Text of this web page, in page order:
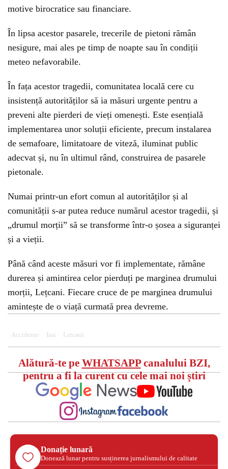
motive birocratice sau financiare.
În lipsa acestor pasarele, trecerile de pietoni rămân
nesigure, mai ales pe timp de noapte sau în condiții
meteo nefavorabile.
În fața acestor tragedii, comunitatea locală cere cu
insistență autorităților să ia măsuri urgente pentru a
preveni alte pierderi de vieți omenești. Este esențială
implementarea unor soluții eficiente, precum instalarea
de semafoare, limitatoare de viteză, iluminat public
adecvat și, nu în ultimul rând, construirea de pasarele
pietonale.
Numai printr-un efort comun al autorităților și al
comunității s-ar putea reduce numărul acestor tragedii, și
„drumul morții” să se transforme într-o șosea a siguranței
și a vieții.
Până când aceste măsuri vor fi implementate, rămâne
durerea și amintirea celor pierduți pe marginea drumului
morții, Lețcani. Fiecare cruce de pe marginea drumului
amintește de o viață curmată prea devreme.
Accidente Iasi Letcani
Alătură-te pe WHATSAPPcanalului BZI,
pentru a fi la curent cu cele mai noi știri
Donație lunară
Donează lunar pentru susținerea jurnalismului de calitate